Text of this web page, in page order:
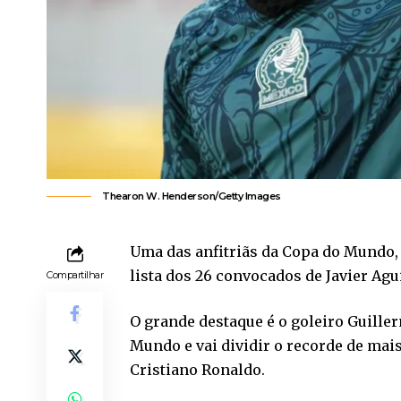
Thearon W. Henderson/Getty Images
Compartilhar
Uma das anfitriãs da Copa do
lista dos 26 convocados de Javier
O grande destaque é o goleiro
Mundo e vai dividir o recorde de
Cristiano Ronaldo.